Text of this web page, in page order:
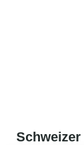
Schweizer